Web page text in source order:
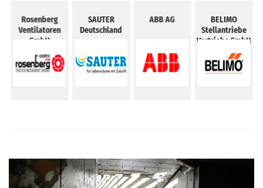
Rosenberg
Ventilatoren
GmbH
SAUTER
Deutschland
ABB AG
BELIMO
Stellantriebe
Vertriebs GmbH